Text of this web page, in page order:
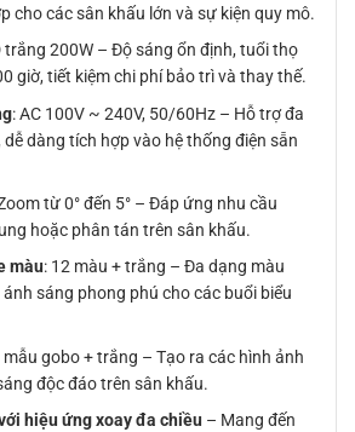
cho các sân khấu lớn và sự kiện quy mô.
trắng 200W – Độ sáng ổn định, tuổi thọ
giờ, tiết kiệm chi phí bảo trì và thay thế.
: AC 100V ~ 240V, 50/60Hz – Hỗ trợ đa
dàng tích hợp vào hệ thống điện sẵn
từ 0° đến 5° – Đáp ứng nhu cầu
hoặc phân tán trên sân khấu.
màu: 12 màu + trắng – Đa dạng màu
sáng phong phú cho các buổi biểu
mẫu gobo + trắng – Tạo ra các hình ảnh
độc đáo trên sân khấu.
hiệu ứng xoay đa chiều – Mang đến